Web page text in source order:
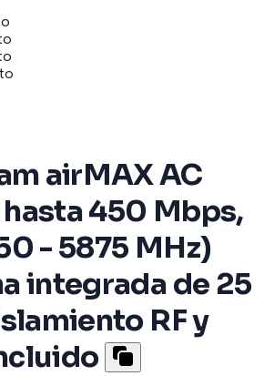
airMAX AC
hasta 450 Mbps,
- 5875 MHz)
integrada de 25
RF y